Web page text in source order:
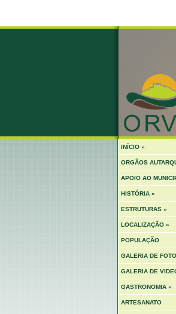
INÍCIO »
ORGÃOS
APOIO AO
HISTÓRIA »
ESTRUTURAS »
LOCALIZAÇÃO »
POPULAÇÃO
GALERIA DE
GALERIA DE
GASTRONOMIA »
ARTESANATO